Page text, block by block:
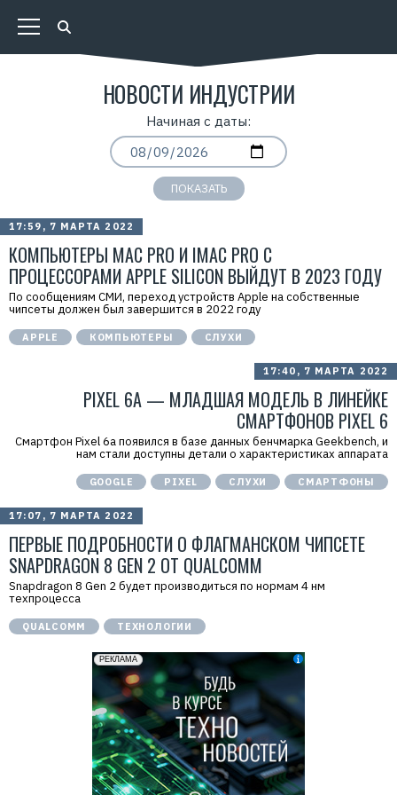
НОВОСТИ ИНДУСТРИИ
Начиная с даты:
ПОКАЗАТЬ
17:59, 7 МАРТА 2022
КОМПЬЮТЕРЫ MAC PRO И IMAC PRO С
ПРОЦЕССОРАМИ APPLE SILICON ВЫЙДУТ В 2023 ГОДУ
По сообщениям СМИ, переход устройств Apple на собственные
чипсеты должен был завершится в 2022 году
APPLE КОМПЬЮТЕРЫ СЛУХИ
17:40, 7 МАРТА 2022
PIXEL 6A — МЛАДШАЯ МОДЕЛЬ В ЛИНЕЙКЕ
СМАРТФОНОВ PIXEL 6
Смартфон Pixel 6a появился в базе данных бенчмарка Geekbench, и
нам стали доступны детали о характеристиках аппарата
GOOGLE PIXEL СЛУХИ СМАРТФОНЫ
17:07, 7 МАРТА 2022
ПЕРВЫЕ ПОДРОБНОСТИ О ФЛАГМАНСКОМ ЧИПСЕТЕ
SNAPDRAGON 8 GEN 2 ОТ QUALCOMM
Snapdragon 8 Gen 2 будет производиться по нормам 4 нм
техпроцесса
QUALCOMM ТЕХНОЛОГИИ